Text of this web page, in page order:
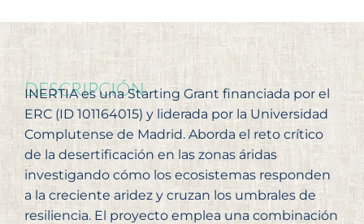
DESCRIPCIÓN
INERTIA es una Starting Grant financiada por el
ERC (ID 101164015) y liderada por la Universidad
Complutense de Madrid. Aborda el reto crítico
de la desertificación en las zonas áridas
investigando cómo los ecosistemas responden
a la creciente aridez y cruzan los umbrales de
resiliencia. El proyecto emplea una combinación